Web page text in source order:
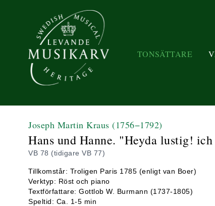
TONSÄTTARE
Joseph Martin Kraus (1756−1792)
Hans und Hanne. "Heyda lustig!
VB 78 (tidigare VB 77)
Tillkomstår: Troligen Paris 1785 (enligt van Boer)
Verktyp: Röst och piano
Textförfattare: Gottlob W. Burmann (1737-1805)
Speltid: Ca. 1-5 min